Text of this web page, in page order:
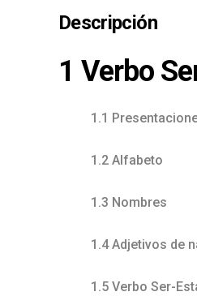
Descripción
1 Verbo
1.1
1.2 Alfabeto
1.3 Nombres
1.4 Adjetivos de
1.5 Verbo Ser-